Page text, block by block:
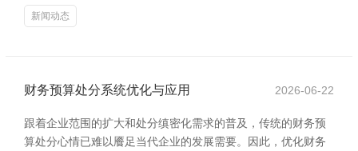
新闻动态
财务预算处分系统优化与应用 2026-06-22
跟着企业范围的扩大和处分缜密化需求的普及，传统的财务预
算处分心情已难以餍足当代企业的发展需要。因此，优化财务